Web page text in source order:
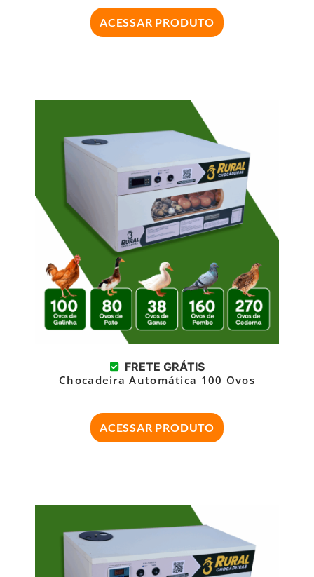
ACESSAR PRODUTO
FRETE GRÁTIS
Chocadeira Automática 100 Ovos
ACESSAR PRODUTO